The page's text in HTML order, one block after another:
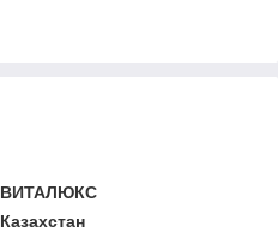
ВИТАЛЮКС
Казахстан